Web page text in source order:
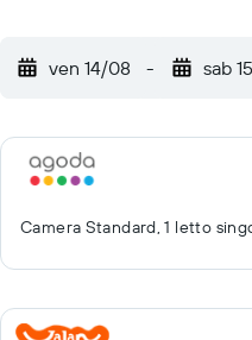
ven 14/08 - sab
Camera Standard, 1 letto